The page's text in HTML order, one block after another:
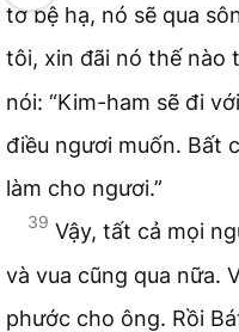
tớ bệ hạ, nó sẽ qua
tôi, xin đãi nó thế nào
nói: “Kim-ham sẽ đi
điều ngươi muốn. Bất
làm cho ngươi.”
39 Vậy, tất cả mọi
và vua cũng qua nữa.
phước cho ông. Rồi